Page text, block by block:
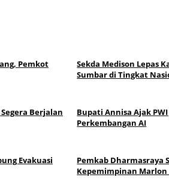
Pemkot
Sekda Medison Lepas
Sumbar di Tingkat
Berjalan
Bupati Annisa Ajak
Perkembangan AI
Evakuasi
Pemkab Dharmasraya
Kepemimpinan